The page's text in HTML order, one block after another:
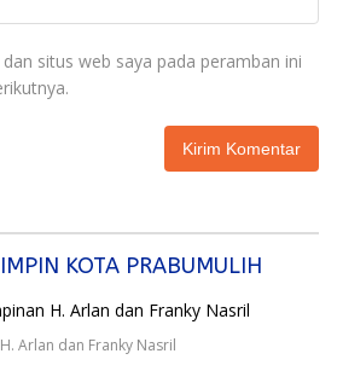
situs web saya pada peramban ini
KOTA PRABUMULIH
Arlan dan Franky Nasril